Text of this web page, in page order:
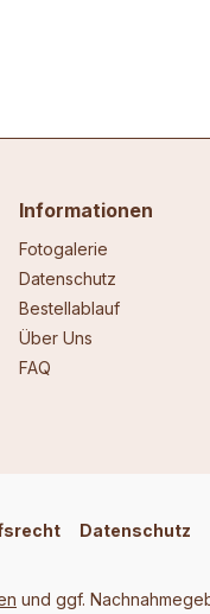
Informationen
Fotogalerie
Datenschutz
Bestellablauf
Über Uns
FAQ
Datenschutz
und ggf.